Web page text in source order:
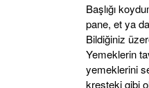
Başlığı
pane, et ya
Bildiğiniz
Yemeklerin
yemeklerini
kreşteki gibi